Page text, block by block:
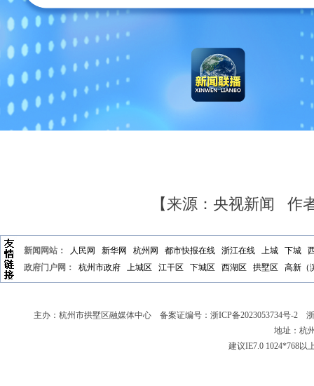
【来源：央视新闻 作
新闻网站： 人民网 新华网 杭州网 都市快报在线 浙江在线 上城 下城
政府门户网：
杭州市政府 上城区 江干区 下城区 西湖区 拱墅区 高新（
主办：杭州市拱墅区融媒体中心 备案证编号： 浙ICP备2023053734号-2 浙
地址：杭
建议IE7.0 1024*768